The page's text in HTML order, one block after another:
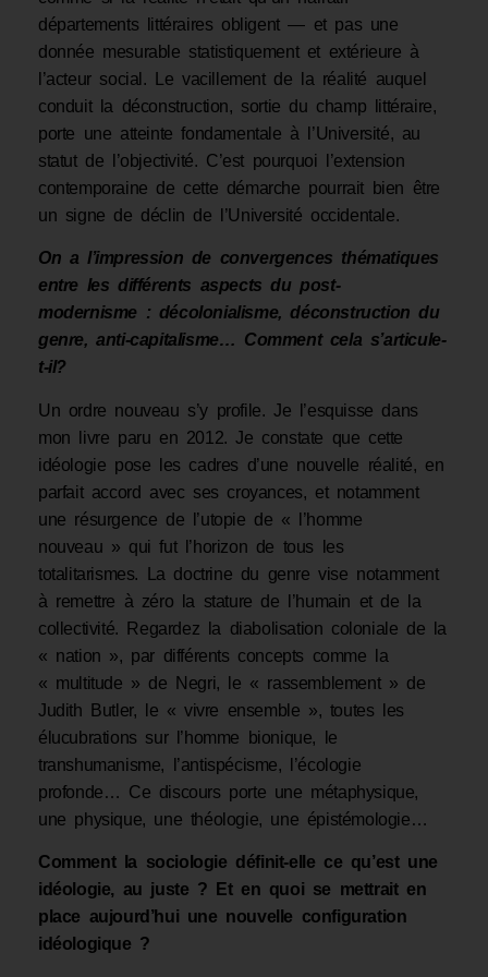
départements littéraires obligent — et pas une
donnée mesurable statistiquement et extérieure à
l’acteur social. Le vacillement de la réalité auquel
conduit la déconstruction, sortie du champ littéraire,
porte une atteinte fondamentale à l’Université, au
statut de l’objectivité. C’est pourquoi l’extension
contemporaine de cette démarche pourrait bien être
un signe de déclin de l’Université occidentale.
On a l’impression de convergences thématiques
entre les différents aspects du post-
modernisme : décolonialisme, déconstruction du
genre, anti-capitalisme… Comment cela s’articule-
t-il?
Un ordre nouveau s’y profile. Je l’esquisse dans
mon livre paru en 2012. Je constate que cette
idéologie pose les cadres d’une nouvelle réalité, en
parfait accord avec ses croyances, et notamment
une résurgence de l’utopie de « l’homme
nouveau » qui fut l’horizon de tous les
totalitarismes. La doctrine du genre vise notamment
à remettre à zéro la stature de l’humain et de la
collectivité. Regardez la diabolisation coloniale de la
« nation », par différents concepts comme la
« multitude » de Negri, le « rassemblement » de
Judith Butler, le « vivre ensemble », toutes les
élucubrations sur l’homme bionique, le
transhumanisme, l’antispécisme, l’écologie
profonde… Ce discours porte une métaphysique,
une physique, une théologie, une épistémologie…
Comment la sociologie définit-elle ce qu’est une
idéologie, au juste ? Et en quoi se mettrait en
place aujourd’hui une nouvelle configuration
idéologique ?